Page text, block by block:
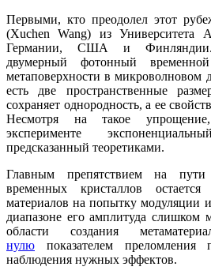
Первыми, кто преодолел этот
(Xuchen Wang) из Университета
Германии, США и Финляндии.
двумерный фотонный
метаповерхности в микроволновом
есть две пространственные
сохраняет однородность, а ее
Несмотря на такое
эксперименте
предсказанный теоретиками.
Главным препятствием на пути
временных кристаллов
материалов на попытку модуляции
диапазоне его амплитуда слишком
области создания
нулю показателем преломления
наблюдения нужных эффектов.